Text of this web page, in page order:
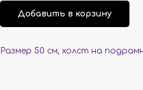
Добавить в корзину
Размер 50 см, холст на